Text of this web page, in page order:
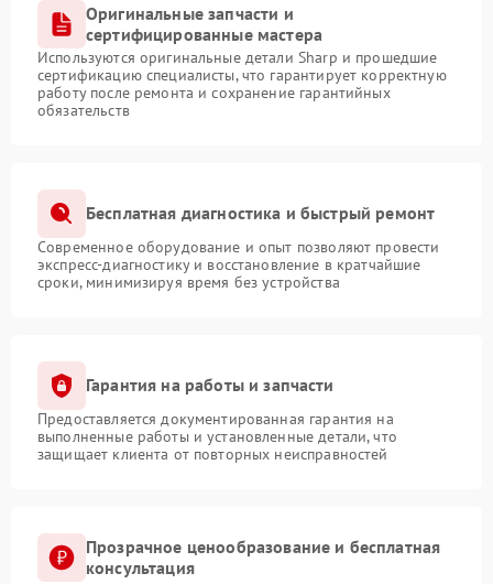
Оригинальные запчасти и
сертифицированные мастера
Используются оригинальные детали Sharp и прошедшие
сертификацию специалисты, что гарантирует корректную
работу после ремонта и сохранение гарантийных
обязательств
Бесплатная диагностика и быстрый ремонт
Современное оборудование и опыт позволяют провести
экспресс-диагностику и восстановление в кратчайшие
сроки, минимизируя время без устройства
Гарантия на работы и запчасти
Предоставляется документированная гарантия на
выполненные работы и установленные детали, что
защищает клиента от повторных неисправностей
Прозрачное ценообразование и бесплатная
консультация